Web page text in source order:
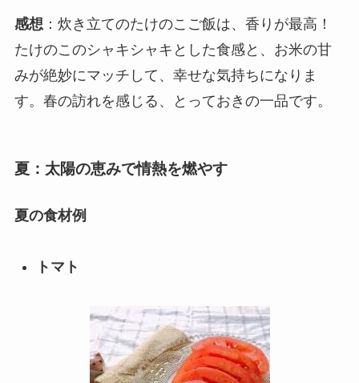
感想 ：炊き立てのたけのこご飯は、香りが最高！
たけのこのシャキシャキとした食感と、お米の甘
みが絶妙にマッチして、幸せな気持ちになりま
す。春の訪れを感じる、とっておきの一品です。
夏：太陽の恵みで情熱を燃やす
夏の食材例
トマト